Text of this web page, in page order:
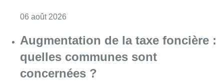
06 août 2026
Augmentation de la taxe foncière :
quelles communes sont
concernées ?